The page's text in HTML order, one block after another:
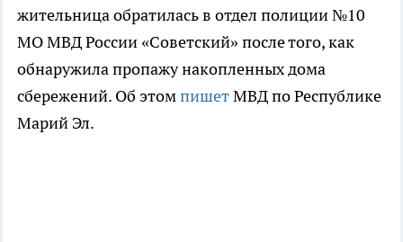
жительница обратилась в отдел полиции №10
МО МВД России «Советский» после того, как
обнаружила пропажу накопленных дома
сбережений. Об этомпишетМВД по Республике
Марий Эл.